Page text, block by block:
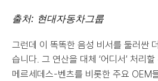
출처: 현대자동차그룹
그런데 이 똑똑한 음성 비서를 둘러싼
습니다. 그 연산을 대체 ‘어디서’ 처리
메르세데스-벤츠를 비롯한 주요 OEM